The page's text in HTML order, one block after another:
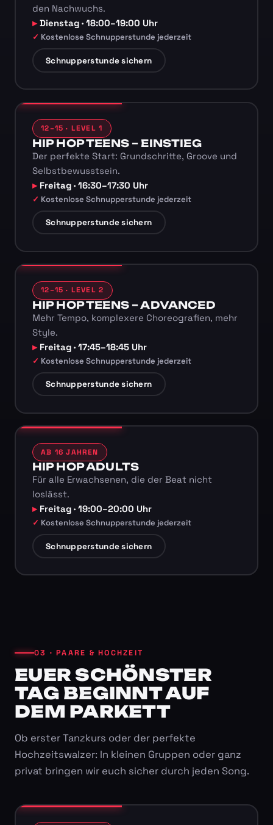
den Nachwuchs.
Dienstag · 18:00–19:00 Uhr
Kostenlose Schnupperstunde jederzeit
Schnupperstunde sichern
12–15 · LEVEL 1
HIP HOP TEENS – EINSTIEG
Der perfekte Start: Grundschritte, Groove und
Selbstbewusstsein.
Freitag · 16:30–17:30 Uhr
Kostenlose Schnupperstunde jederzeit
Schnupperstunde sichern
12–15 · LEVEL 2
HIP HOP TEENS – ADVANCED
Mehr Tempo, komplexere Choreografien, mehr
Style.
Freitag · 17:45–18:45 Uhr
Kostenlose Schnupperstunde jederzeit
Schnupperstunde sichern
AB 16 JAHREN
HIP HOP ADULTS
Für alle Erwachsenen, die der Beat nicht
loslässt.
Freitag · 19:00–20:00 Uhr
Kostenlose Schnupperstunde jederzeit
Schnupperstunde sichern
03 · PAARE & HOCHZEIT
EUER SCHÖNSTER
TAG BEGINNT AUF
DEM PARKETT
Ob erster Tanzkurs oder der perfekte
Hochzeitswalzer: In kleinen Gruppen oder ganz
privat bringen wir euch sicher durch jeden Song.